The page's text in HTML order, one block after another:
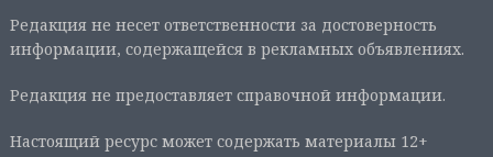
Редакция не несет ответственности за достоверность
информации, содержащейся в рекламных объявлениях.
Редакция не предоставляет справочной информации.
Настоящий ресурс может содержать материалы 12+